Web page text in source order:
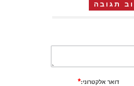
תגובה
דואר אלקטרוני:*